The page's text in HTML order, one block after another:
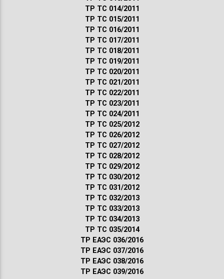
ТР ТС 014/2011
ТР ТС 015/2011
ТР ТС 016/2011
ТР ТС 017/2011
ТР ТС 018/2011
ТР ТС 019/2011
ТР ТС 020/2011
ТР ТС 021/2011
ТР ТС 022/2011
ТР ТС 023/2011
ТР ТС 024/2011
ТР ТС 025/2012
ТР ТС 026/2012
ТР ТС 027/2012
ТР ТС 028/2012
ТР ТС 029/2012
ТР ТС 030/2012
ТР ТС 031/2012
ТР ТС 032/2013
ТР ТС 033/2013
ТР ТС 034/2013
ТР ТС 035/2014
ТР ЕАЭС 036/2016
ТР ЕАЭС 037/2016
ТР ЕАЭС 038/2016
ТР ЕАЭС 039/2016